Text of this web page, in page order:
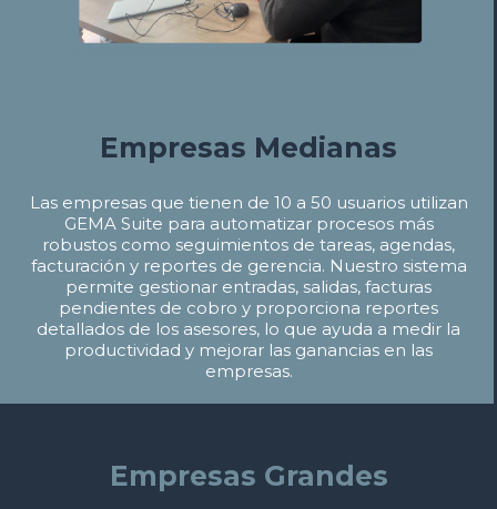
Empresas Medianas
Las empresas que tienen de 10 a 50 usuarios utilizan
GEMA Suite para automatizar procesos más
robustos como seguimientos de tareas, agendas,
facturación y reportes de gerencia. Nuestro sistema
permite gestionar entradas, salidas, facturas
pendientes de cobro y proporciona reportes
detallados de los asesores, lo que ayuda a medir la
productividad y mejorar las ganancias en las
empresas.
Empresas Grandes